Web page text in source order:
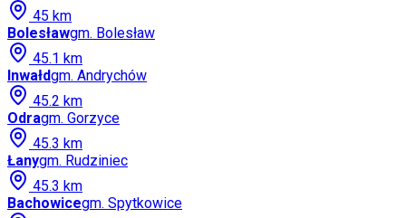
45 km
Bolesławgm. Bolesław
45.1 km
Inwałdgm. Andrychów
45.2 km
Odragm. Gorzyce
45.3 km
Łanygm. Rudziniec
45.3 km
Bachowicegm. Spytkowice